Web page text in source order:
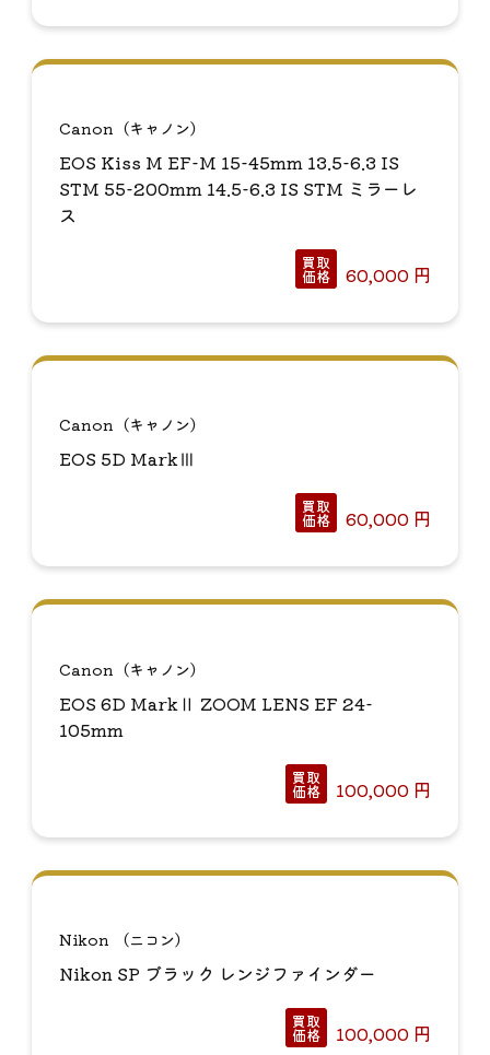
Canon（キャノン）
EOS Kiss M EF-M 15-45mm 13.5-6.3 IS
STM 55-200mm 14.5-6.3 IS STM ミラーレ
ス
買取
価格 60,000 円
Canon（キャノン）
EOS 5D MarkⅢ
買取
価格 60,000 円
Canon（キャノン）
EOS 6D MarkⅡ ZOOM LENS EF 24-
105mm
買取
価格 100,000 円
Nikon （ニコン）
Nikon SP ブラック レンジファインダー
買取
価格 100,000 円